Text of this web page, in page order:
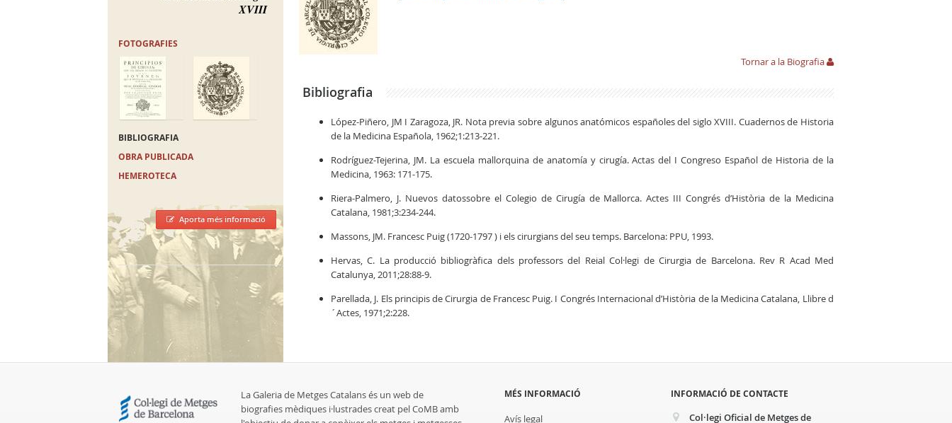
XVIII
FOTOGRAFIES
BIBLIOGRAFIA
OBRA PUBLICADA
HEMEROTECA
Aporta més informació
Tornar a la Biografia
Bibliografia
López-Piñero, JM I Zaragoza, JR. Nota previa sobre algunos anatómicos españoles del siglo XVIII. Cuadernos de Historia
de la Medicina Española, 1962;1:213-221.
Rodríguez-Tejerina, JM. La escuela mallorquina de anatomía y cirugía. Actas del I Congreso Español de Historia de la
Medicina, 1963: 171-175.
Riera-Palmero, J. Nuevos datossobre el Colegio de Cirugía de Mallorca. Actes III Congrés d’Història de la Medicina
Catalana, 1981;3:234-244.
Massons, JM. Francesc Puig (1720-1797 ) i els cirurgians del seu temps. Barcelona: PPU, 1993.
Hervas, C. La producció bibliogràfica dels professors del Reial Col·legi de Cirurgia de Barcelona. Rev R Acad Med
Catalunya, 2011;28:88-9.
Parellada, J. Els principis de Cirurgia de Francesc Puig. I Congrés Internacional d’Història de la Medicina Catalana, Llibre d
´Actes, 1971;2:228.
La Galeria de Metges Catalans és un web de
biografies mèdiques i·lustrades creat pel CoMB amb
MÉS INFORMACIÓ
Avís legal
INFORMACIÓ DE CONTACTE
Col·legi Oficial de Metges de